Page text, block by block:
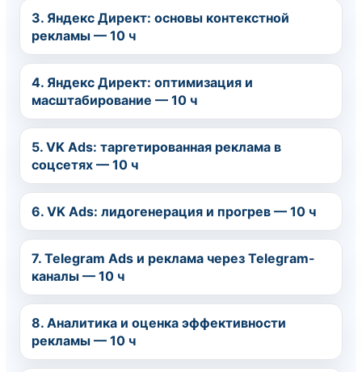
3. Яндекс Директ: основы контекстной
рекламы — 10 ч
4. Яндекс Директ: оптимизация и
масштабирование — 10 ч
5. VK Ads: таргетированная реклама в
соцсетях — 10 ч
6. VK Ads: лидогенерация и прогрев — 10 ч
7. Telegram Ads и реклама через Telegram-
каналы — 10 ч
8. Аналитика и оценка эффективности
рекламы — 10 ч